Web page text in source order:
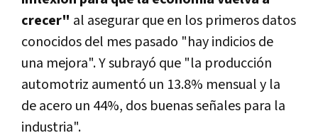
crecer" al asegurar que en los primeros datos
conocidos del mes pasado "hay indicios de
una mejora". Y subrayó que "la producción
automotriz aumentó un 13.8% mensual y la
de acero un 44%, dos buenas señales para la
industria".